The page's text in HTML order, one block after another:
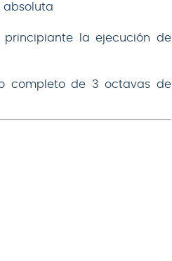
absoluta
la ejecución de
completo de 3 octavas de